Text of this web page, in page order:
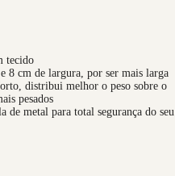
tecido
8 cm de largura, por ser mais larga
distribui melhor o peso sobre o
pesados
de metal para total segurança do seu